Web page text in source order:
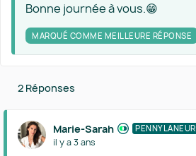
Bonne journée à vous.😁
MARQUÉ COMME MEILLEURE RÉPONSE
2 Réponses
Marie-Sarah PENNYLANEUR
il y a 3 ans